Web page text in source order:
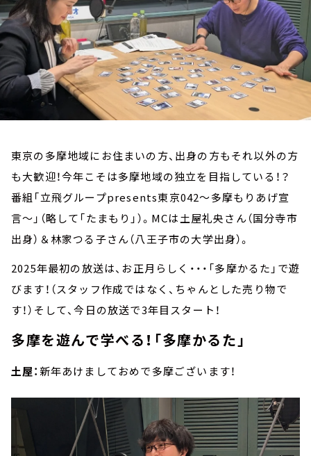
東京の多摩地域にお住まいの方、出身の方もそれ以外の方
も大歓迎！今年こそは多摩地域の独立を目指している！？
番組「立飛グループpresents東京042～多摩もりあげ宣
言～」（略して「たまもり」）。MCは土屋礼央さん（国分寺市
出身）＆林家つる子さん（八王子市の大学出身）。
2025年最初の放送は、お正月らしく・・・「多摩かるた」で遊
びます！（スタッフ作成ではなく、ちゃんとした売り物で
す！）そして、今日の放送で3年目スタート！
多摩を遊んで学べる！「多摩かるた」
土屋：新年あけましておめで多摩ございます！